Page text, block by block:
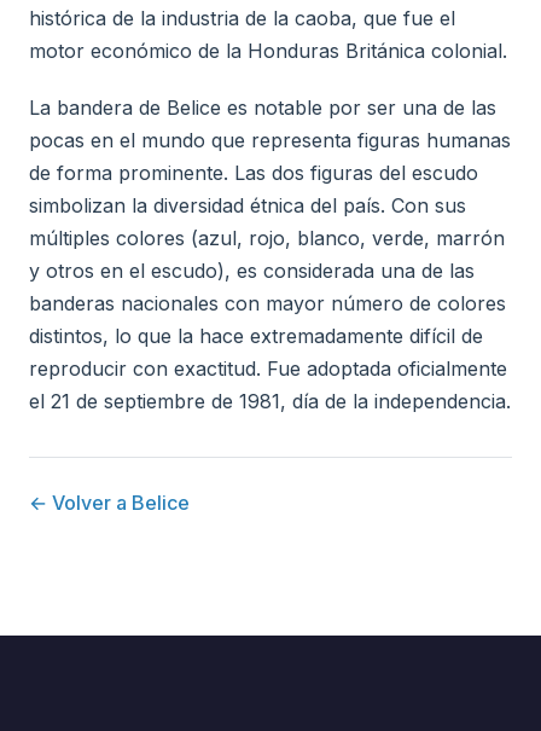
histórica de la industria de la caoba, que fue el
motor económico de la Honduras Británica colonial.
La bandera de Belice es notable por ser una de las
pocas en el mundo que representa figuras humanas
de forma prominente. Las dos figuras del escudo
simbolizan la diversidad étnica del país. Con sus
múltiples colores (azul, rojo, blanco, verde, marrón
y otros en el escudo), es considerada una de las
banderas nacionales con mayor número de colores
distintos, lo que la hace extremadamente difícil de
reproducir con exactitud. Fue adoptada oficialmente
el 21 de septiembre de 1981, día de la independencia.
← Volver a Belice